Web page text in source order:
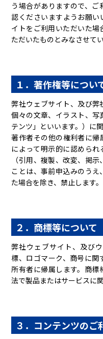
う場合がありますので、
認くださいますようお願
イトをご利用いただいた
ただいたものとみなさせて
１．著作権等につい
弊社ウェブサイト、及び弊
個々の文章、イラスト、
テンツ」といいます。）に
著作者その他の権利者に
によって明示的に認めら
（引用、複製、改変、掲
ことは、事前申込みのう
た場合を除き、禁止します。
２．商標等について
弊社ウェブサイト、及び
標、ロゴマーク、商号に
所有者に帰属します。商
法で製品またはサービスに
３．コンテンツのご